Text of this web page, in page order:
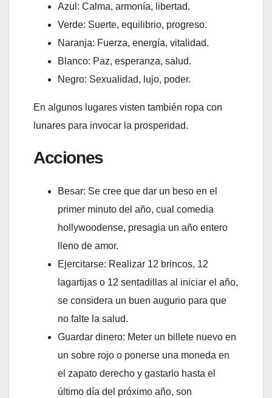
Azul: Calma, armonía, libertad.
Verde: Suerte, equilibrio, progreso.
Naranja: Fuerza, energía, vitalidad.
Blanco: Paz, esperanza, salud.
Negro: Sexualidad, lujo, poder.
En algunos lugares visten también ropa con
lunares para invocar la prosperidad.
Acciones
Besar: Se cree que dar un beso en el
primer minuto del año, cual comedia
hollywoodense, presagia un año entero
lleno de amor.
Ejercitarse: Realizar 12 brincos, 12
lagartijas o 12 sentadillas al iniciar el año,
se considera un buen augurio para que
no falte la salud.
Guardar dinero: Meter un billete nuevo en
un sobre rojo o ponerse una moneda en
el zapato derecho y gastarlo hasta el
último día del próximo año, son